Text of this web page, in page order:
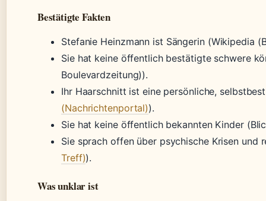
Bestätigte Fakten
Stefanie Heinzmann ist Sängerin (Wikipedia
Sie hat keine öffentlich bestätigte schwere
Boulevardzeitung)).
Ihr Haarschnitt ist eine persönliche,
(Nachrichtenportal)).
Sie hat keine öffentlich bekannten Kinder
Sie sprach offen über psychische Krisen und
Treff)).
Was unklar ist